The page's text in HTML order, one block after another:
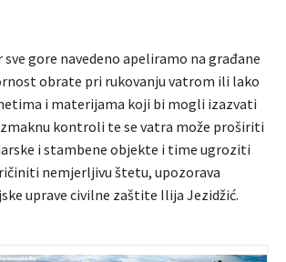
gore navedeno apeliramo na građane
obrate pri rukovanju vatrom ili lako
i materijama koji bi mogli izazvati
kontroli te se vatra može proširiti
i stambene objekte i time ugroziti
nemjerljivu štetu, upozorava
uprave civilne zaštite Ilija Jezidžić.